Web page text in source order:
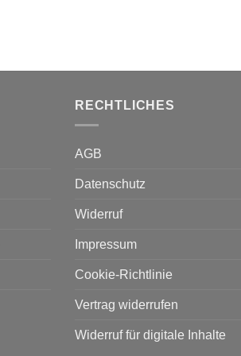
RECHTLICHES
AGB
Datenschutz
Widerruf
Impressum
Cookie-Richtlinie
Vertrag widerrufen
Widerruf für digitale Inhalte